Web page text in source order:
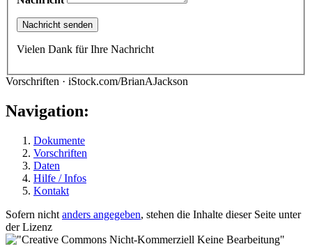
Vielen Dank für Ihre Nachricht
Vorschriften · iStock.com/BrianAJackson
Navigation:
Dokumente
Vorschriften
Daten
Hilfe / Infos
Kontakt
Sofern nicht anders angegeben, stehen die Inhalte dieser Seite unter
der Lizenz